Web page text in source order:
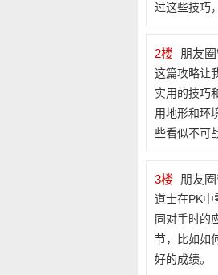
过这些技巧
2楼 朋友
这篇攻略让
实用的技巧
用地形和环
些看似不可
3楼 朋友
道士在PK中
同对手时的
节，比如如
好的成绩。